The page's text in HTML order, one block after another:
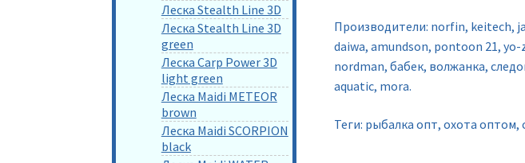
Производители: norfin, keitech,
daiwa, amundson, pontoon 21,
nordman, бабек, волжанка,
aquatic, mora.
Теги: рыбалка опт, охота
Леска Stealth Line 3D
Леска Stealth Line 3D
green
Леска Carp Power 3D
light green
Леска Maidi METEOR
brown
Леска Maidi SCORPION
black